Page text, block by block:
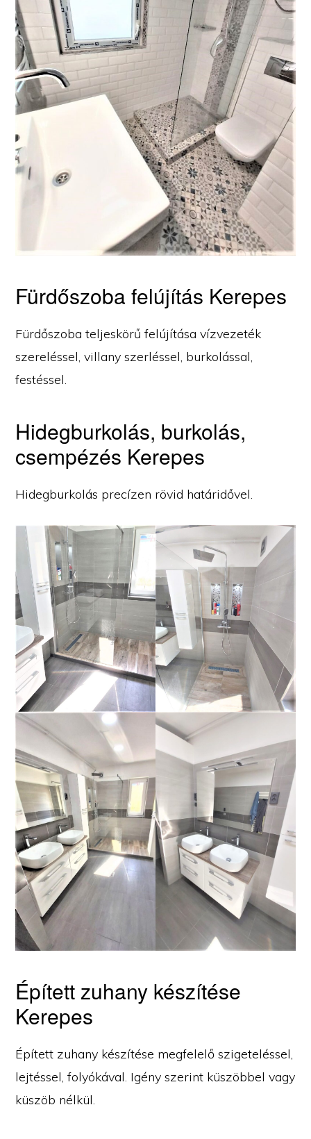
Fürdőszoba felújítás Kerepes
Fürdőszoba teljeskörű felújítása vízvezeték
szereléssel, villany szerléssel, burkolással,
festéssel.
Hidegburkolás, burkolás,
csempézés Kerepes
Hidegburkolás precízen rövid határidővel.
Épített zuhany készítése
Kerepes
Épített zuhany készítése megfelelő szigeteléssel,
lejtéssel, folyókával. Igény szerint küszöbbel vagy
küszöb nélkül.